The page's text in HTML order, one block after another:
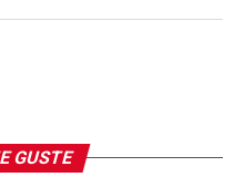
GUSTE